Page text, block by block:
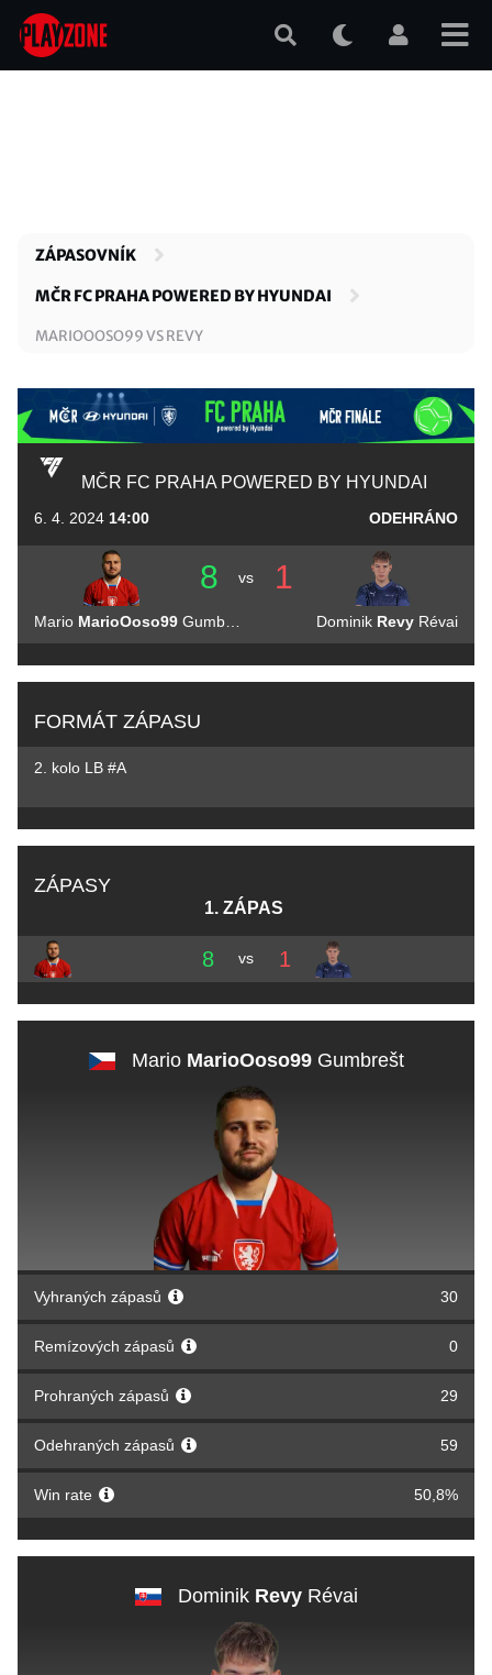
Přejít
hlavnímu
ZÁPASOVNÍK
MČR FC PRAHA POWERED BY HYUNDAI
MARIOOOSO99 VS REVY
MČR FC PRAHA POWERED BY HYUNDAI
6. 4. 2024 14:00 ODEHRÁNO
8 vs 1
Mario MarioOoso99 Gumbrešt Dominik Revy Révai
FORMÁT ZÁPASU
2. kolo LB #A
ZÁPASY
1. ZÁPAS
8 vs 1
Mario MarioOoso99Gumbrešt
Vyhraných zápasů 30
Remízových zápasů 0
Prohraných zápasů 29
Odehraných zápasů 59
Win rate 50,8%
Dominik RevyRévai